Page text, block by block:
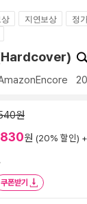
지연보상 정
원
원 (20% 할인) +
쿠폰받기